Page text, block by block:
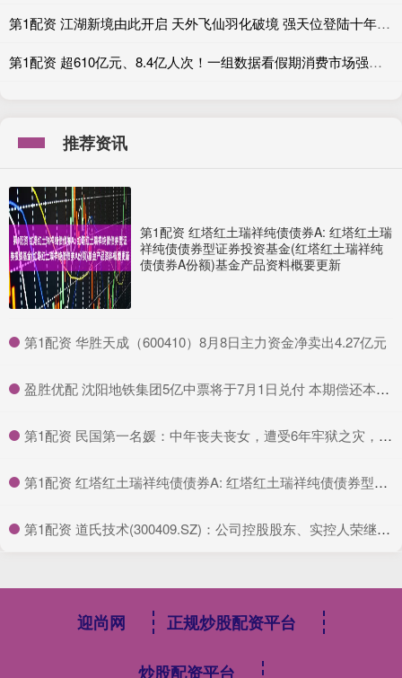
第1配资 江湖新境由此开启 天外飞仙羽化破境 强天位登陆十年之约
第1配资 超610亿元、8.4亿人次！一组数据看假期消费市场强劲活力
推荐资讯
第1配资 红塔红土瑞祥纯债债券A: 红塔红土瑞
祥纯债债券型证券投资基金(红塔红土瑞祥纯
债债券A份额)基金产品资料概要更新
​第1配资 华胜天成（600410）8月8日主力资金净卖出4.27亿元
​盈胜优配 沈阳地铁集团5亿中票将于7月1日兑付 本期偿还本息5.24亿元
​第1配资 民国第一名媛：中年丧夫丧女，遭受6年牢狱之灾，95岁仍优雅美丽_姚念媛_郑念_郑康
​第1配资 红塔红土瑞祥纯债债券A: 红塔红土瑞祥纯债债券型证券投资基金(红塔红土瑞祥纯债债券A份额)基金产品资料概要更新
​第1配资 道氏技术(300409.SZ)：公司控股股东、实控人荣继华拟减持1542万股，占公司总股本1.97%
迎尚网 正规炒股配资平台
炒股配资平台